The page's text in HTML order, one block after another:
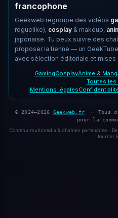
francophone
Geekweb regroupe des vidéos
roguelike), cosplay & makeup,
japonaise. Tu peux suivre des
proposer la tienne — un
avec sélection éditoriale et mises
GamingCosplayAnime &
Toutes les
Mentions légales
© 2024–2026 Geekweb.fr · Tous
pour la
Contenu multimédia & chaînes partenaires ·
tourner